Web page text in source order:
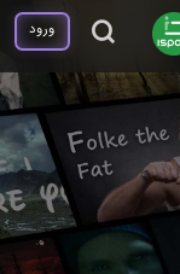
ورود